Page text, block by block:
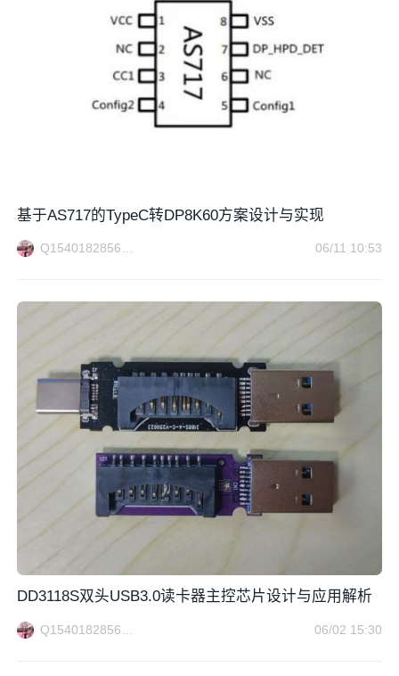
基于AS717的TypeC转DP8K60方案设计与实现
Q1540182856方案电路 06/11 10:53
DD3118S双头USB3.0读卡器主控芯片设计与应用解析
06/02 15:30